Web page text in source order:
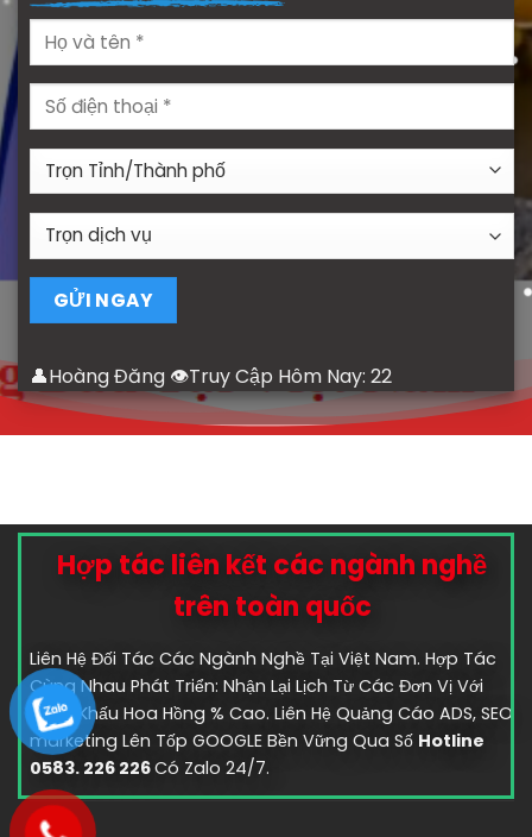
👤Hoàng Đăng 👁Truy Cập Hôm Nay: 22
Hợp tác liên kết các ngành nghề
trên toàn quốc
Liên Hệ Đối Tác Các Ngành Nghề Tại Việt Nam. Hợp Tác
Cùng Nhau Phát Triển: Nhận Lại Lịch Từ Các Đơn Vị Với
Chiết Khấu Hoa Hồng % Cao. Liên Hệ Quảng Cáo ADS, SEO
marketing Lên Tốp GOOGLE Bền Vững Qua Số Hotline
0583. 226 226Có Zalo 24/7.